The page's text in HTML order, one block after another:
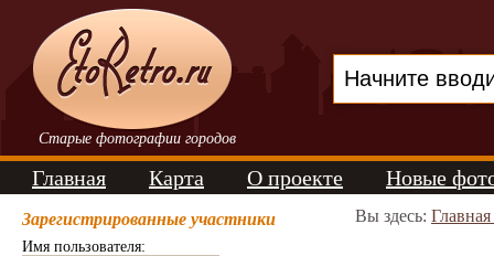
Старые фотографии городов
Главная Карта О проекте Новые
Зарегистрированные участники
Имя пользователя:
Вы здесь: